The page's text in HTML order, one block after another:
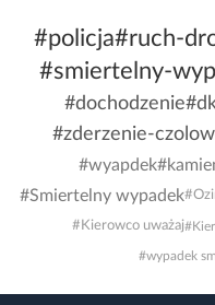
#policja#ruch-
#smiertelny-
#dochodzenie
#zderzenie-
#wyapdek
#Smiertelny wypadek
#Kierowco uważaj
#wypadek